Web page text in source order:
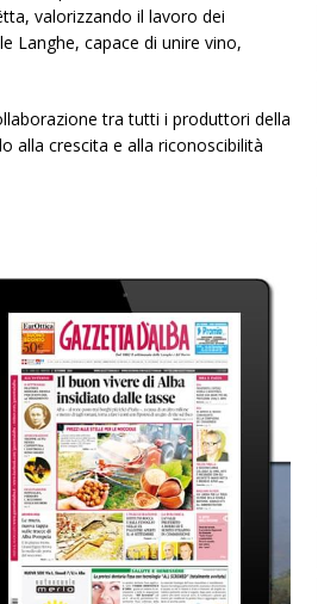
valorizzando il lavoro dei
Langhe, capace di unire vino,
tra tutti i produttori della
alla crescita e alla riconoscibilità